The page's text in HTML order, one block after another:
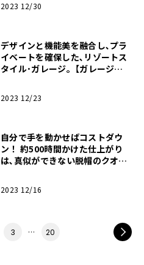
2023 12/30
デザインと機能美を融合し､プラ
イベートを確保した､リゾートス
タイル･ガレージ｡【ガレージラ
2023 12/23
自分で手を動かせばコストダウ
ン！ 約500時間かけた仕上がり
は､真似ができない脱帽のクオリ
2023 12/16
3 … 20